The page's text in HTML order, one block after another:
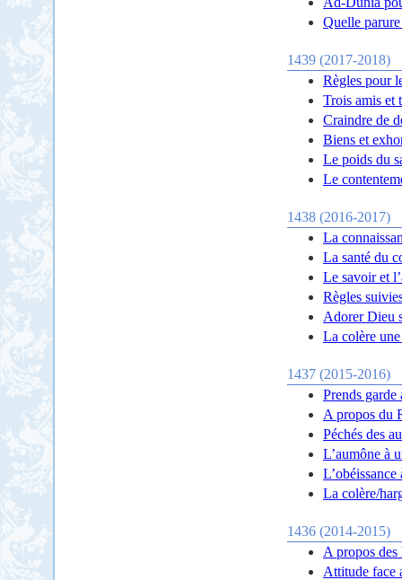
Quelle
1439 (2017-2018)
Règles pour
Trois amis et
Craindre de
Biens et
Le poids du
Le
1438 (2016-2017)
La
La santé du
Le savoir et
Règles
Adorer Dieu
La colère
1437 (2015-2016)
Prends garde
A propos du
Péchés des
L’aumône à
La colère/
1436 (2014-2015)
A propos
Attitude face